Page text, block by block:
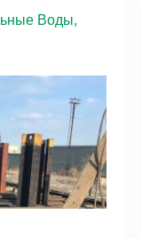
Воды,